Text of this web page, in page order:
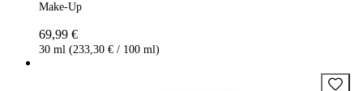
Make-Up
69,99 €
30 ml (233,30 € / 100 ml)